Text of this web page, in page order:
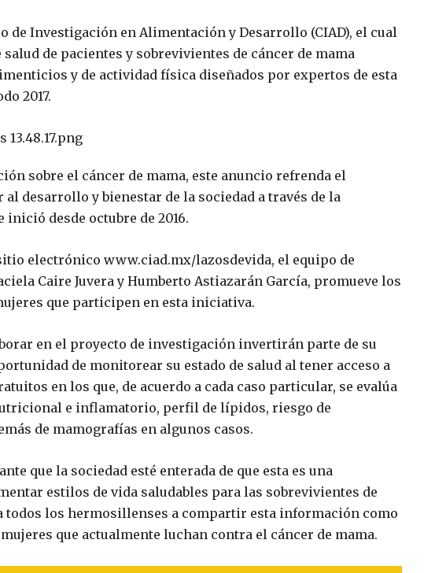
de Investigación en Alimentación y Desarrollo (CIAD), el cual
de pacientes y sobrevivientes de cáncer de mama
y de actividad física diseñados por expertos de esta
2017.
sobre el cáncer de mama, este anuncio refrenda el
desarrollo y bienestar de la sociedad a través de la
desde octubre de 2016.
electrónico www.ciad.mx/lazosdevida, el equipo de
Caire Juvera y Humberto Astiazarán García, promueve los
que participen en esta iniciativa.
en el proyecto de investigación invertirán parte de su
de monitorear su estado de salud al tener acceso a
en los que, de acuerdo a cada caso particular, se evalúa
e inflamatorio, perfil de lípidos, riesgo de
de mamografías en algunos casos.
que la sociedad esté enterada de que esta es una
estilos de vida saludables para las sobrevivientes de
todos los hermosillenses a compartir esta información como
que actualmente luchan contra el cáncer de mama.